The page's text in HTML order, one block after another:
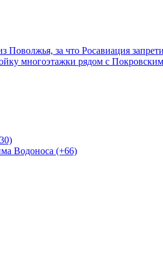
за что Росавиация
многоэтажки рядом с
Водоноса (+66)